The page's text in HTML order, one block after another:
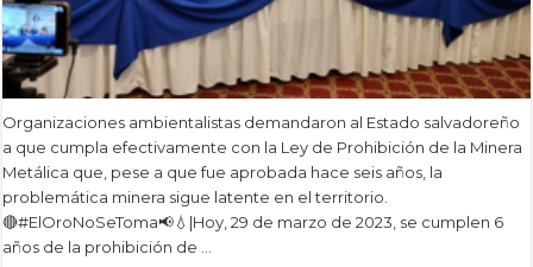
Organizaciones ambientalistas demandaron al Estado salvadoreño
a que cumpla efectivamente con la Ley de Prohibición de la Minera
Metálica que, pese a que fue aprobada hace seis años, la
problemática minera sigue latente en el territorio.
🔴#ElOroNoSeToma📢💧|Hoy, 29 de marzo de 2023, se cumplen 6
años de la prohibición de …